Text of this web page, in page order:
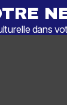
dans